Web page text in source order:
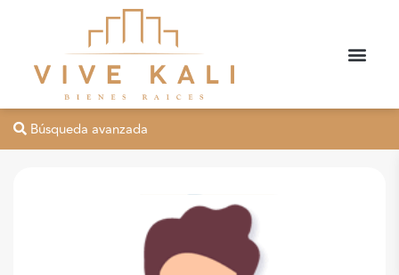
Búsqueda avanzada